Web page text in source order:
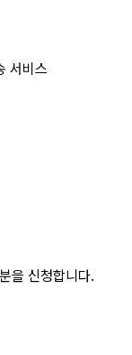
서비스
을 신청합니다.